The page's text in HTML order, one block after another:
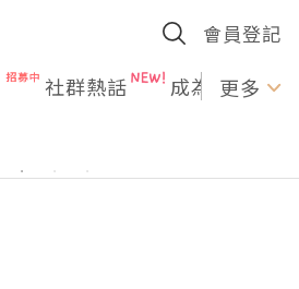
會員登記
社群熱話 成為U更多